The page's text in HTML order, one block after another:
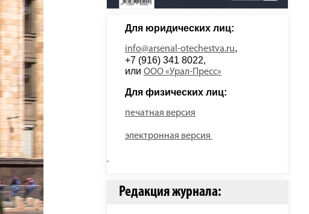
Для юридических лиц:
info@arsenal-otechestva.ru,
+7 (916) 341 8022,
или ООО «Урал-Пресс»
Для физических лиц:
печатная версия
электронная версия
Редакция журнала: